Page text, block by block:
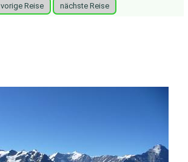
vorige Reise nächste Reise